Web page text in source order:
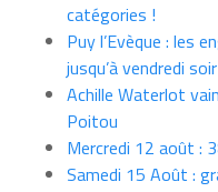
catégories !
Puy l’Evèque : les
jusqu’à vendredi soir
Achille Waterlot
Poitou
Mercredi 12 août :
Samedi 15 Août :